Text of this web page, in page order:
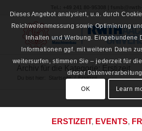
Startseite / Erstizeit
ERSTIZEIT, EVENTS,
Dieses Angebot analysiert, u.a. durch
Reichweitenmessung sowie Optimierung
Inhalten und Werbung. Eingebundene
Informationen ggf. mit weiteren Daten
weitersurfen, stimmen Sie – jederzeit für
dieser Datenverarbeitung
OK Learn